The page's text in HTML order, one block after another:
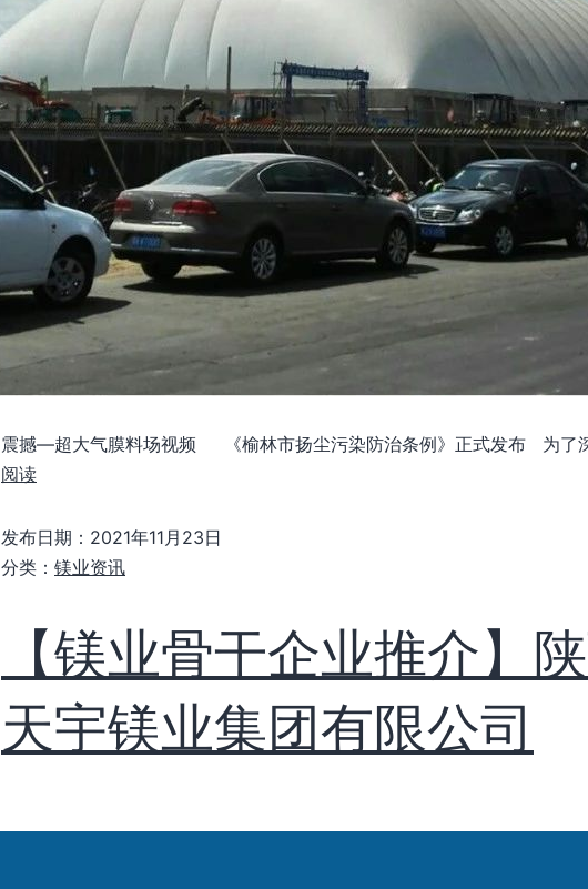
震撼—超大气膜料场视频 《榆林市扬尘污染防治条例》正式发布 为
阅读
发布日期： 2021年11月23日
分类： 镁业资讯
【镁业骨干企业推介】
天宇镁业集团有限公司